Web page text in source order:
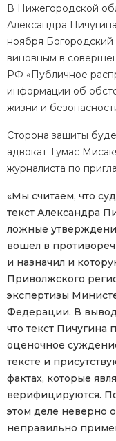
В Нижегородской
Александра
ноября Богородский
виновным в
РФ «Публичное
информации об
жизни и
Сторона защиты
адвокат Тумас
журналиста по
«Мы считаем, что
текст Александра
ложные
вошел в
и назначил и
Приволжского
экспертизы
Федерации. В
что текст Пичугина
оценочное
тексте и
фактах, которые
верифицируются.
этом деле неверно
неправильно